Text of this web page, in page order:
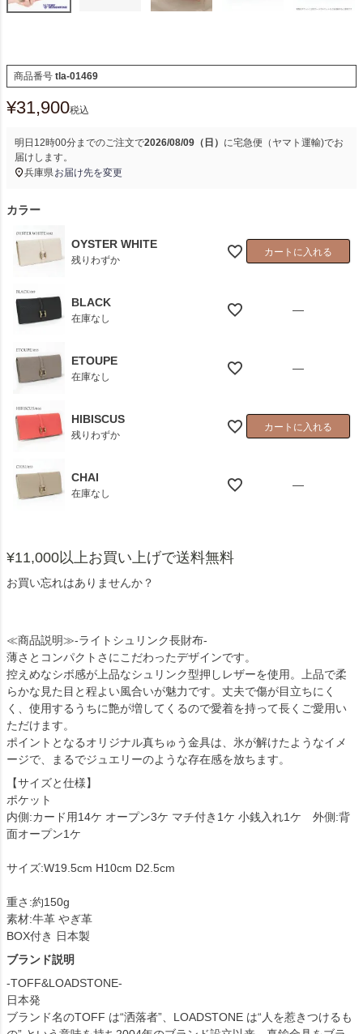
商品番号 tla-01469
¥31,900税込
明日 12時00分までのご注文で2026/08/09（日） に宅急便（ヤマト運輸)でお
届けします。
兵庫県お届け先を変更
カラー
OYSTER WHITE
残りわずか
カートに入れる
BLACK
在庫なし
—
ETOUPE
在庫なし
—
HIBISCUS
残りわずか
カートに入れる
CHAI
在庫なし
—
¥11,000以上お買い上げで送料無料
お買い忘れはありませんか？
≪商品説明≫-ライトシュリンク長財布-
薄さとコンパクトさにこだわったデザインです。
控えめなシボ感が上品なシュリンク型押しレザーを使用。上品で柔
らかな見た目と程よい風合いが魅力です。丈夫で傷が目立ちにく
く、使用するうちに艶が増してくるので愛着を持って長くご愛用い
ただけます。
ポイントとなるオリジナル真ちゅう金具は、氷が解けたようなイメ
ージで、まるでジュエリーのような存在感を放ちます。
【サイズと仕様】
ポケット
内側:カード用14ケ オープン3ケ マチ付き1ケ 小銭入れ1ケ 外側:背
面オープン1ケ
サイズ:W19.5cm H10cm D2.5cm
重さ:約150g
素材:牛革 やぎ革
BOX付き 日本製
ブランド説明
-TOFF&LOADSTONE-
日本発
ブランド名のTOFF は“洒落者”、LOADSTONE は“人を惹きつけるも